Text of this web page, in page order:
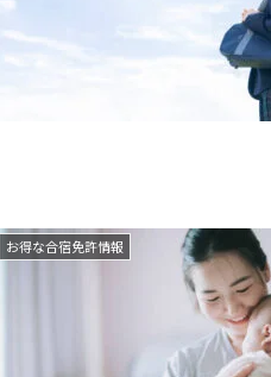
お得な合宿免許情報